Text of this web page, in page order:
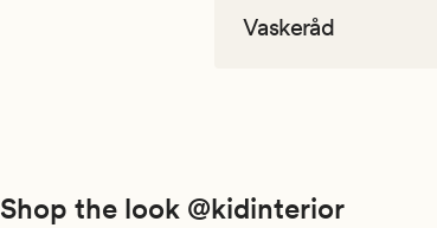
Vaskeråd
Shop the look @kidinterior